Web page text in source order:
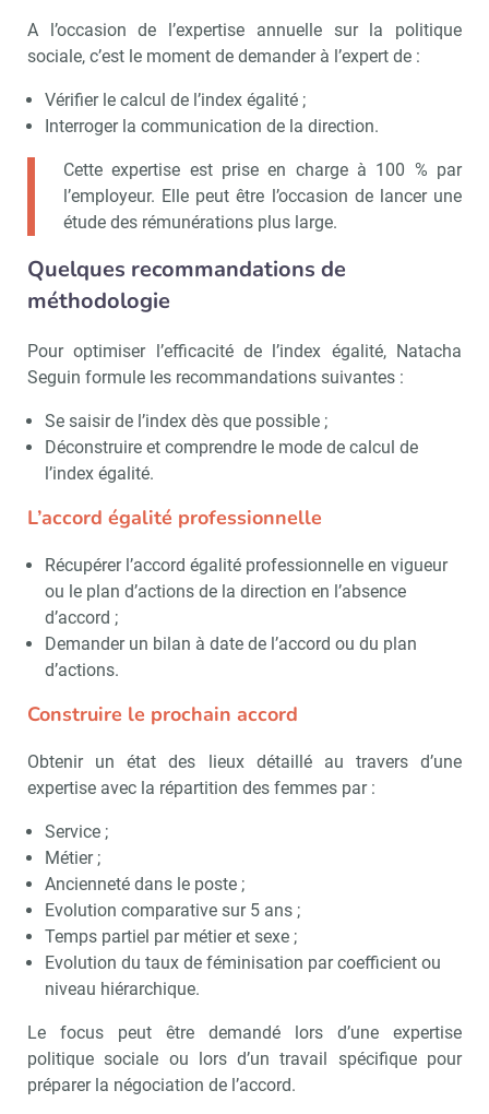
A l’occasion de l’expertise annuelle sur la politique
sociale, c’est le moment de demander à l’expert de :
Vérifier le calcul de l’index égalité ;
Interroger la communication de la direction.
Cette expertise est prise en charge à 100 % par
l’employeur. Elle peut être l’occasion de lancer une
étude des rémunérations plus large.
Quelques recommandations de
méthodologie
Pour optimiser l’efficacité de l’index égalité, Natacha
Seguin formule les recommandations suivantes :
Se saisir de l’index dès que possible ;
Déconstruire et comprendre le mode de calcul de
l’index égalité.
L’accord égalité professionnelle
Récupérer l’accord égalité professionnelle en vigueur
ou le plan d’actions de la direction en l’absence
d’accord ;
Demander un bilan à date de l’accord ou du plan
d’actions.
Construire le prochain accord
Obtenir un état des lieux détaillé au travers d’une
expertise avec la répartition des femmes par :
Service ;
Métier ;
Ancienneté dans le poste ;
Evolution comparative sur 5 ans ;
Temps partiel par métier et sexe ;
Evolution du taux de féminisation par coefficient ou
niveau hiérarchique.
Le focus peut être demandé lors d’une expertise
politique sociale ou lors d’un travail spécifique pour
préparer la négociation de l’accord.
Recevoir CSE Matin
!
tard